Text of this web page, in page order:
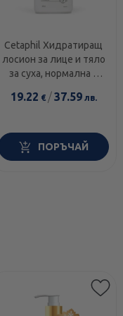
Cetaphil Хидратиращ
лосион за лице и тяло
за суха, нормална и
500мл
19.22 € /37.59лв.
ПОРЪЧАЙ